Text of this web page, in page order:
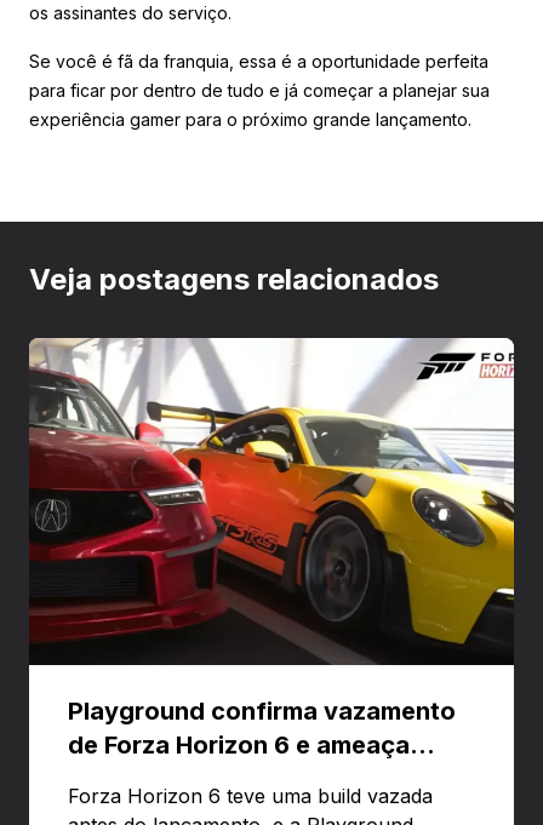
os assinantes do serviço.
Se você é fã da franquia, essa é a oportunidade perfeita
para ficar por dentro de tudo e já começar a planejar sua
experiência gamer para o próximo grande lançamento.
Veja postagens relacionados
Playground confirma vazamento
de Forza Horizon 6 e ameaça
Forza Horizon 6 teve uma build vazada